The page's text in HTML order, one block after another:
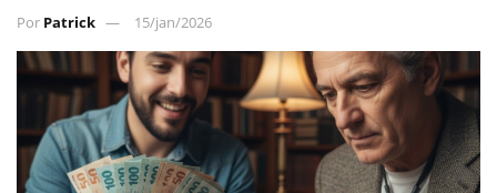
Por Patrick 15/jan/2026